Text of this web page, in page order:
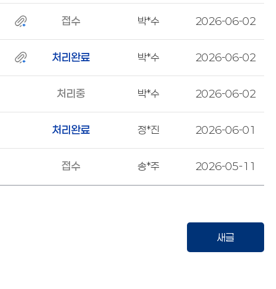
접수 박*수 2026-06-02
처리완료 박*수 2026-06-02
처리중 박*수 2026-06-02
처리완료 정*진 2026-06-01
접수 송*주 2026-05-11
새글